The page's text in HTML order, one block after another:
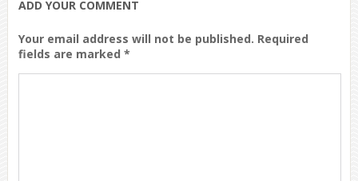
ADD YOUR COMMENT
Your email address will not be published. Required
fields are marked *